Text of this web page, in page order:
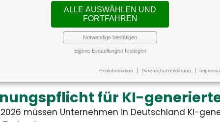
für Blitzschäden
und Überspannungsschäden in Deutschland
Sch...
für KI-
müssen Unternehmen in Deutschland KI-
ALLE AUSWÄHLEN UND
FORTFAHREN
Notwendige bestätigen
Eigene Einstellungen festlegen
Erstinformation Datenschutzerklärung
schützt sowohl
Unternehmer als auch seine
Vertreter vor den
Folgen der beruflichen
indem sie eine gestellte
Sach-Sach-
Auf dieser Landingpage
Informationen zur
technischen